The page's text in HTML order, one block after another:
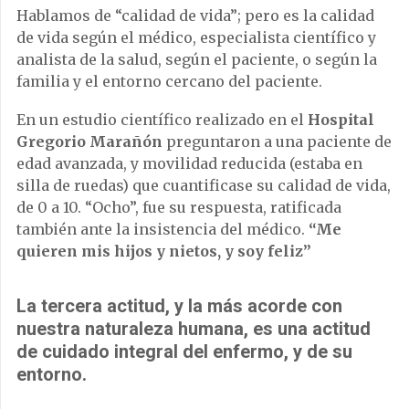
Hablamos de “calidad de vida”; pero es la calidad
de vida según el médico, especialista científico y
analista de la salud, según el paciente, o según la
familia y el entorno cercano del paciente.
En un estudio científico realizado en el Hospital
Gregorio Marañón preguntaron a una paciente de
edad avanzada, y movilidad reducida (estaba en
silla de ruedas) que cuantificase su calidad de vida,
de 0 a 10. “Ocho”, fue su respuesta, ratificada
también ante la insistencia del médico. “Me
quieren mis hijos y nietos, y soy feliz”
La tercera actitud, y la más acorde con
nuestra naturaleza humana, es una actitud
de cuidado integral del enfermo, y de su
entorno.